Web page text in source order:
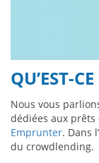
QU’EST-
Nous vous
dédiées aux
Emprunter. Dans
du crowdlending.